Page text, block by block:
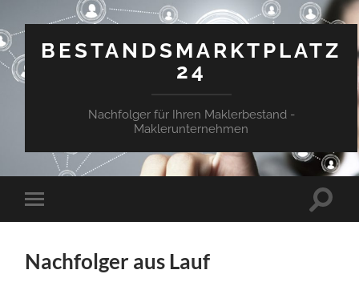
BESTANDSMARKTPLATZ
24
Nachfolger für Ihren Maklerbestand -
Maklerunternehmen
Mobile-
Menü
Nachfolger aus Lauf